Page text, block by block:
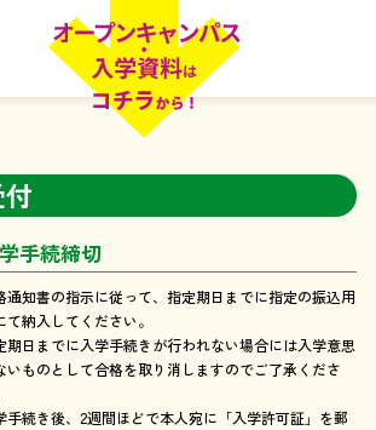
手続締切
通知書の指示に従って、指定期日までに指定の振込用
て納入してください。
期日までに入学手続きが行われない場合には入学意思
いものとして合格を取り消しますのでご了承くださ
手続き後、2週間ほどで本人宛に「入学許可証」を郵